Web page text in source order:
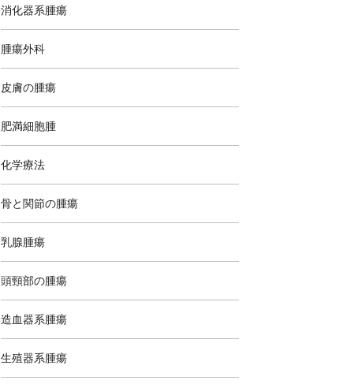
消化器系腫瘍
腫瘍外科
皮膚の腫瘍
肥満細胞腫
化学療法
骨と関節の腫瘍
乳腺腫瘍
頭頸部の腫瘍
造血器系腫瘍
生殖器系腫瘍